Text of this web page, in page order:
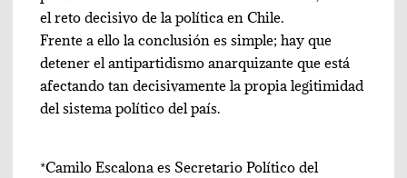
el reto decisivo de la política en Chile.
Frente a ello la conclusión es simple; hay que
detener el antipartidismo anarquizante que está
afectando tan decisivamente la propia legitimidad
del sistema político del país.
*Camilo Escalona es Secretario Político del